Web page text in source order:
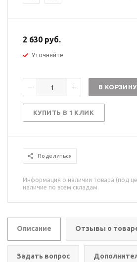
2 630 руб.
Уточняйте
В КОРЗИНУ
КУПИТЬ В 1 КЛИК
Поделиться
Информация о наличии товара (под
наличие по всем складам.
Описание Отзывы о
Задать вопрос